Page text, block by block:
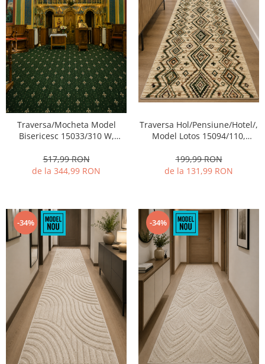
Traversa/Mocheta Model
Bisericesc 15033/310 W,
200 cm, 400 cm, Verde
517,99 RON
de la 344,99 RON
Traversa Hol/Pensiune/Hotel/,
Model Lotos 15094/110,
199,99 RON
de la 131,99 RON
-34% -34%